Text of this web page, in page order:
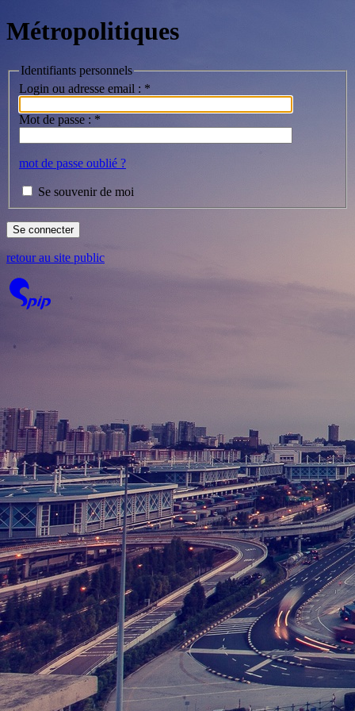
Métropolitiques
Identifiants personnels
Login ou adresse email : *
Mot de passe : *
mot de passe oublié ?
Se souvenir de moi
retour au site public